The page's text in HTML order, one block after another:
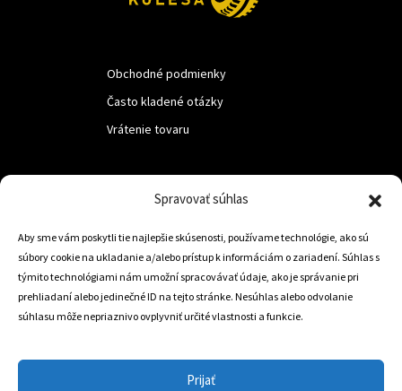
Spravovať súhlas
Aby sme vám poskytli tie najlepšie skúsenosti, používame technológie, ako sú
súbory cookie na ukladanie a/alebo prístup k informáciám o zariadení. Súhlas s
týmito technológiami nám umožní spracovávať údaje, ako je správanie pri
prehliadaní alebo jedinečné ID na tejto stránke. Nesúhlas alebo odvolanie
súhlasu môže nepriaznivo ovplyvniť určité vlastnosti a funkcie.
Prijať
Obchodné podmienky
Často kladené otázky
Vrátenie tovaru
Trstená 02801
+421 905 806 234